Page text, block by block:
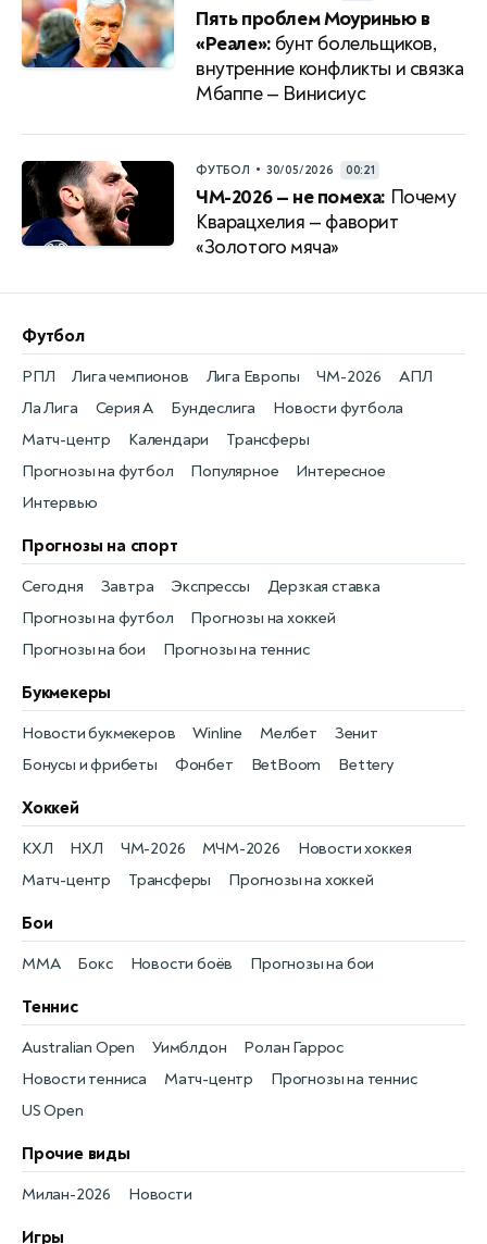
Пять проблем Моуринью в
«Реале»: бунт болельщиков,
внутренние конфликты и связка
Мбаппе — Винисиус
ФУТБОЛ • 30/05/2026 00:21
ЧМ-2026 — не помеха: Почему
Кварацхелия — фаворит
«Золотого мяча»
Футбол
Новости футбола
РПЛ
Матч-центр
Лига чемпионов
Календари
Лига Европы
Трансферы
ЧМ-2026
Прогнозы на футбол
АПЛ
Популярное
Ла Лига
Интересное
Серия А
Интервью
Бундеслига
Прогнозы на спорт
Прогнозы на футбол
Сегодня
Прогнозы на хоккей
Завтра
Прогнозы на бои
Экспрессы
Прогнозы на теннис
Дерзкая ставка
Букмекеры
Бонусы и фрибеты
Новости букмекеров
Фонбет
Winline
BetBoom
Мелбет
Bettery
Зенит
Хоккей
Новости хоккея
КХЛ
Матч-центр
НХЛ
Трансферы
ЧМ-2026
Прогнозы на хоккей
МЧМ-2026
Бои
Новости боёв
MMA Прогнозы на бои
Бокс
Теннис
Новости тенниса
Australian Open
Матч-центр
Уимблдон
Прогнозы на теннис
Ролан Гаррос
US Open
Прочие виды
Новости
Милан-2026
Игры